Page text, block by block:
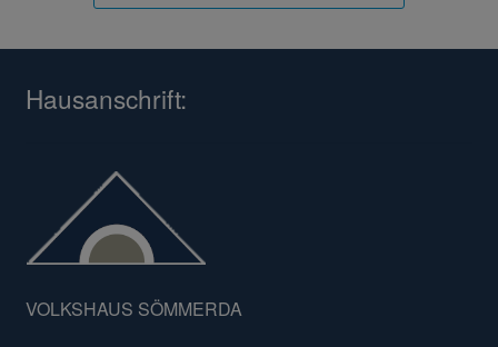
Hausanschrift:
VOLKSHAUS SÖMMERDA